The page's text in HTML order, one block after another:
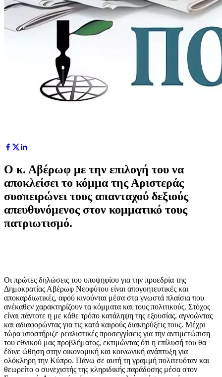
Ο κ. Αβέρωφ με την επιλογή του να
αποκλείσει το κόμμα της Αριστεράς
συσπειρώνει τους απανταχού δεξιούς
απευθυνόμενος στον κομματικό τους
πατριωτισμό.
Οι πρώτες δηλώσεις του υποψηφίου για την προεδρία της
Δημοκρατίας Αβέρωφ Νεοφύτου είναι απογοητευτικές και
αποκαρδιωτικές, αφού κινούνται μέσα στα γνωστά πλαίσια που
ανέκαθεν χαρακτηρίζουν τα κόμματα και τους πολιτικούς. Στόχος
είναι πάντοτε η με κάθε τρόπο κατάληψη της εξουσίας, αγνοώντας
και αδιαφορώντας για τις κατά καιρούς διακηρύξεις τους. Μέχρι
τώρα υποστήριζε ρεαλιστικές προσεγγίσεις για την αντιμετώπιση
του εθνικού μας προβλήματος, εκτιμώντας ότι η επίλυσή του θα
έδινε ώθηση στην οικονομική και κοινωνική ανάπτυξη για
ολόκληρη την Κύπρο. Πάνω σε αυτή τη γραμμή πολιτευόταν και
θεωρείτο ο συνεχιστής της κληριδικής παράδοσης μέσα στον